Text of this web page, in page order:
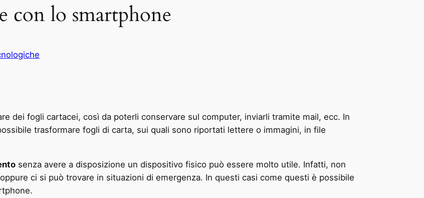
con lo smartphone
dei fogli cartacei, così da poterli conservare sul computer, inviarli tramite mail, ecc. In
trasformare fogli di carta, sui quali sono riportati lettere o immagini, in file
senza avere a disposizione un dispositivo fisico può essere molto utile. Infatti, non
ci si può trovare in situazioni di emergenza. In questi casi come questi è possibile